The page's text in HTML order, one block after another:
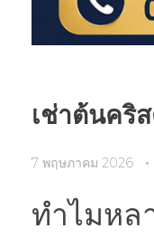
เช่าต้นคริ
7 พฤษภาคม 2026
ทำไมหล